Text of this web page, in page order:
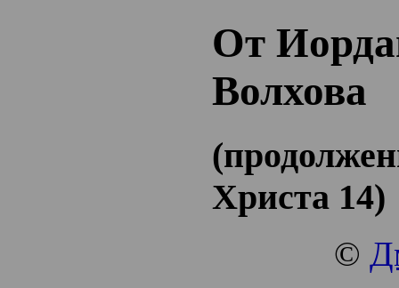
От
Волхова
Христа 14)
©